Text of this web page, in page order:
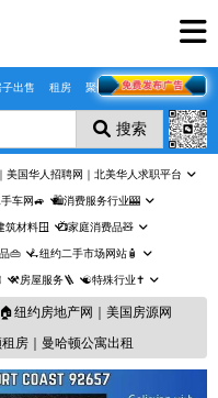
子出售 租房 聚合页
搜索
国华人招聘网｜北美华人求职平台
车网🚙 🛍️消费服务行业🎰
材料🪟 📺家庭消费品🧸
👜 🛴纽约二手市场网站🧴
⚒️房屋服务🪜 ☯️特殊行业✝️
🏠纽约房地产网｜美国房源网
房｜曼哈顿公寓出租